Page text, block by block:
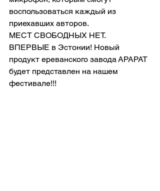
воспользоваться каждый из
приехавших авторов.
МЕСТ СВОБОДНЫХ НЕТ.
ВПЕРВЫЕ в Эстонии! Новый
продукт ереванского завода АРАРАТ
будет представлен на нашем
фестивале!!!